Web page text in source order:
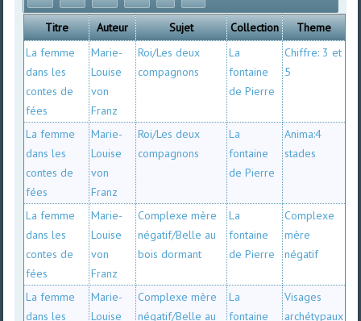
Titre Auteur Sujet Collection
Theme
La femme
dans les
contes de
fées
Marie-
Louise
von
Franz
Roi/Les deux
compagnons
La
fontaine
de Pierre
Chiffre: 3 et
5
La femme
dans les
contes de
fées
Marie-
Louise
von
Franz
Roi/Les deux
compagnons
La
fontaine
de Pierre
Anima:4
stades
La femme
dans les
contes de
fées
Marie-
Louise
von
Franz
Complexe mère
négatif/Belle au
bois dormant
La
fontaine
de Pierre
Complexe
mère
négatif
La femme
dans les
Marie-
Louise
Complexe mère
négatif/Belle au
La
fontaine
Visages
archétypaux